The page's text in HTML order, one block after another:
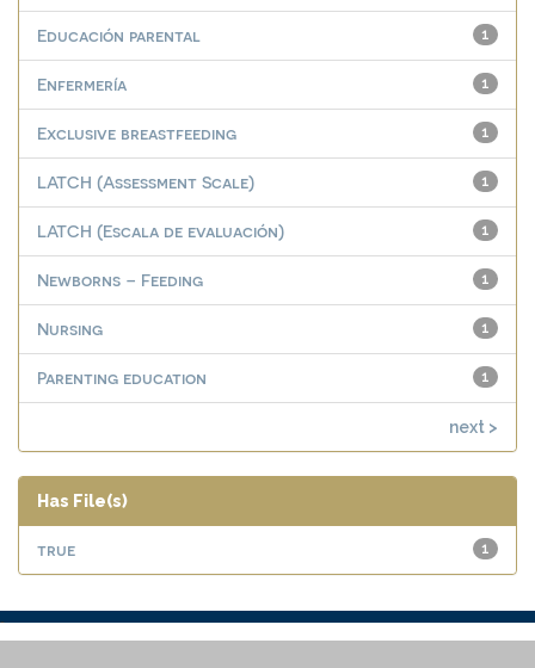
1
Educación parental
1
Enfermería
1
Exclusive breastfeeding
1
LATCH (Assessment Scale)
1
LATCH (Escala de evaluación)
1
Newborns – Feeding
1
Nursing
1
Parenting education
next >
Has File(s)
1
true